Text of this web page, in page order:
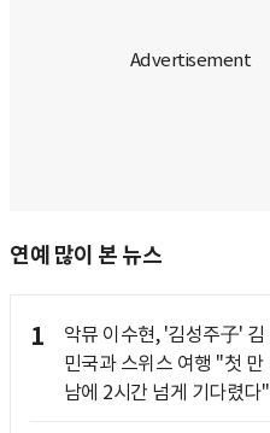
연예 많이 본 뉴스
1
악뮤 이수현, '김성주子' 김
민국과 스위스 여행 "첫 만
남에 2시간 넘게 기다렸다"